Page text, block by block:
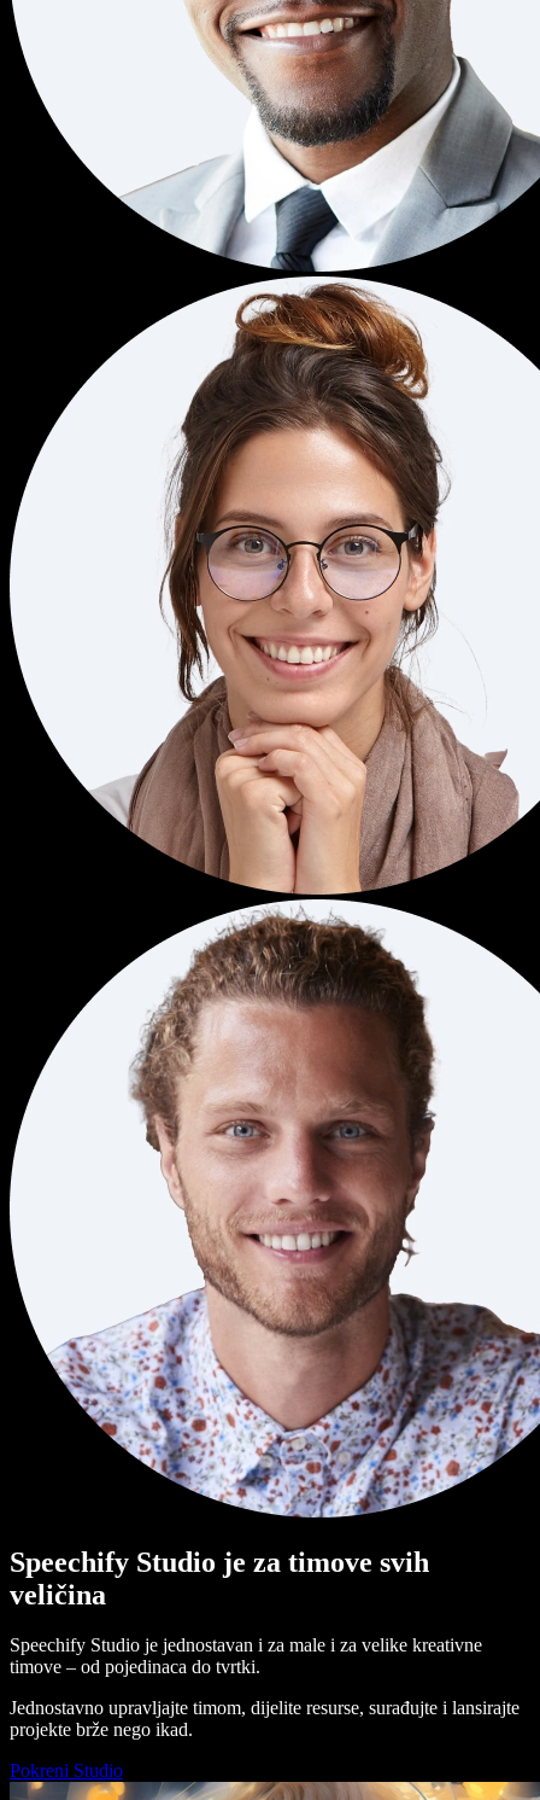
Speechify Studio je za timove svih
veličina
Speechify Studio je jednostavan i za male i za velike kreativne
timove – od pojedinaca do tvrtki.
Jednostavno upravljajte timom, dijelite resurse, surađujte i lansirajte
projekte brže nego ikad.
Pokreni Studio